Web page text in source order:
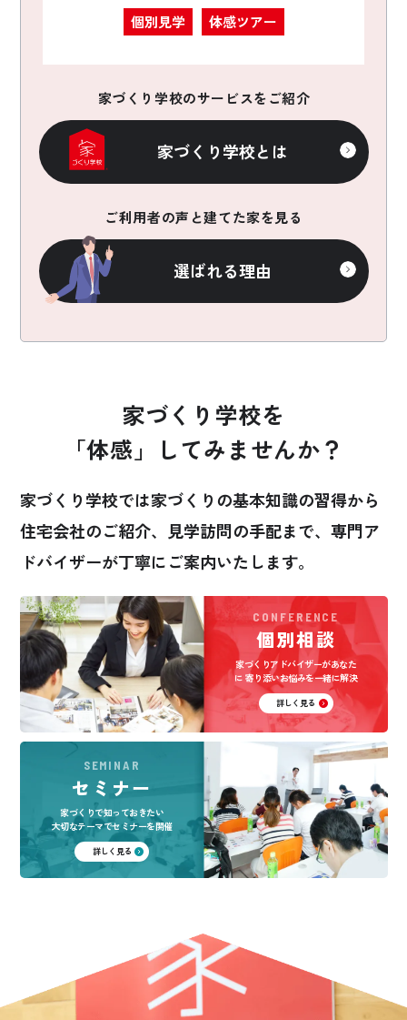
個別見学 体感ツアー
家づくり学校のサービスをご紹介
家づくり学校とは
ご利用者の声と建てた家を見る
選ばれる理由
家づくり学校を
「体感」してみませんか？
家づくり学校では家づくりの基本知識の習得から
住宅会社のご紹介、見学訪問の手配まで、 専門ア
ドバイザーが丁寧にご案内いたします。
CONFERENCE
個別相談
家づくりアドバイザーがあなた
に 寄り添いお悩みを一緒に解決
詳しく見る
SEMINAR
セミナー
家づくりで知っておきたい
大切なテーマでセミナーを開催
詳しく見る